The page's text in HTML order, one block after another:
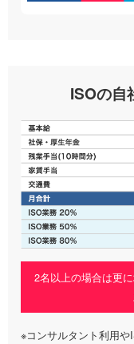
ISOの自
2名以上の場合は更
※コンサルタント利用